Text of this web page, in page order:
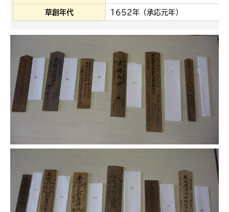
草創年代 1652年（承応元年）